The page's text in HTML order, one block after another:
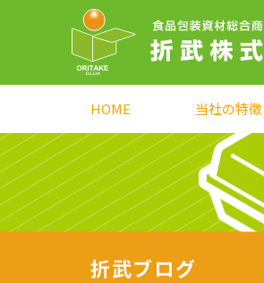
HOME 当社の特徴
折武ブログ